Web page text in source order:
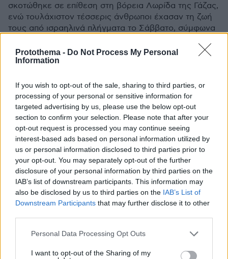
Protothema - Do Not Process My Personal
Information
If you wish to opt-out of the sale, sharing to third parties, or
processing of your personal or sensitive information for
targeted advertising by us, please use the below opt-out
section to confirm your selection. Please note that after your
opt-out request is processed you may continue seeing
interest-based ads based on personal information utilized by
us or personal information disclosed to third parties prior to
your opt-out. You may separately opt-out of the further
disclosure of your personal information by third parties on the
IAB’s list of downstream participants. This information may
also be disclosed by us to third parties on the IAB’s List of
Downstream Participants that may further disclose it to other
Please note that this website/app uses one or more Google
not limited to your visit or usage behaviour. You may click to
Personal Data Processing Opt Outs
I want to opt-out of the Sharing of my
σκοτώθηκε σε επίθεση στη βόρεια Λωρίδα της Γάζας,
ενώ τουλάχιστον τέσσερις άνθρωποι έχασαν τη ζωή
τους από ισραηλινά πλήγματα το Σάββατο, σύμφωνα